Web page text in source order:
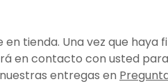
tienda. Una vez que haya
en contacto con usted
entregas en